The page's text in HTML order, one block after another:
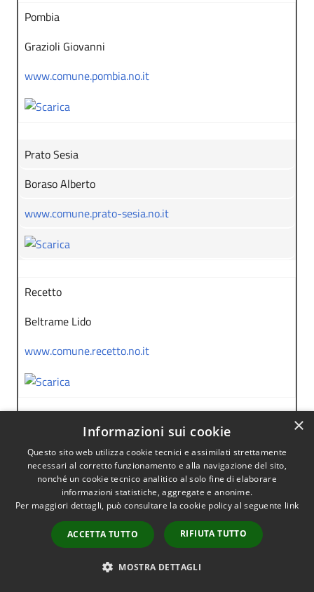
Pombia
Grazioli Giovanni
www.comune.pombia.no.it
Prato Sesia
Boraso Alberto
www.comune.prato-sesia.no.it
Recetto
Beltrame Lido
www.comune.recetto.no.it
Romagnano Sesia
Carini Alessandro
www.comune.romagnano-sesia.no.it
×
Informazioni sui cookie
Questo sito web utilizza cookie tecnici e assimilati strettamente
necessari al corretto funzionamento e alla navigazione del sito,
nonché un cookie tecnico analitico al solo fine di elaborare
informazioni statistiche, aggregate e anonime.
Per maggiori dettagli, può consultare la cookie policy al seguente link
ACCETTA TUTTO RIFIUTA TUTTO
MOSTRA DETTAGLI